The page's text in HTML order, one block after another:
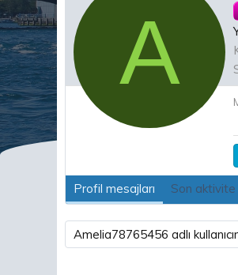
A
Profil mesajları Son aktivite
Amelia78765456 adlı